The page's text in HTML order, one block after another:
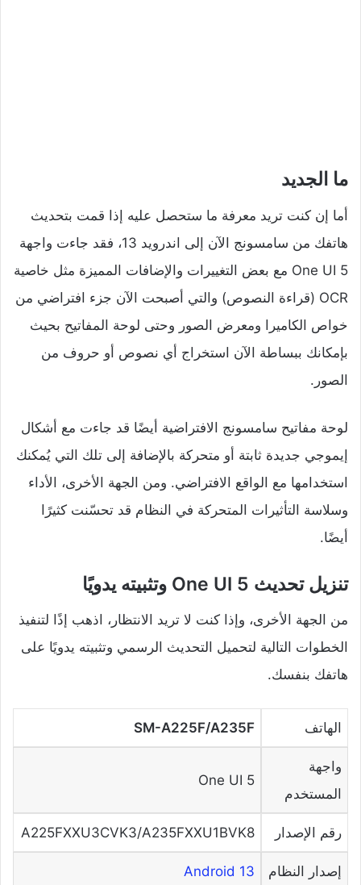
ما الجديد
أما إن كنت تريد معرفة ما ستحصل عليه إذا قمت بتحديث
هاتفك من سامسونج الآن إلى اندرويد 13، فقد جاءت واجهة
One UI 5 مع بعض التغييرات والإضافات المميزة مثل خاصية
OCR (قراءة النصوص) والتي أصبحت الآن جزء افتراضي من
خواص الكاميرا ومعرض الصور وحتى لوحة المفاتيح بحيث
بإمكانك ببساطة الآن استخراج أي نصوص أو حروف من
الصور.
لوحة مفاتيح سامسونج الافتراضية أيضًا قد جاءت مع أشكال
إيموجي جديدة ثابتة أو متحركة بالإضافة إلى تلك التي يُمكنك
استخدامها مع الواقع الافتراضي. ومن الجهة الأخرى، الأداء
وسلاسة التأثيرات المتحركة في النظام قد تحسّنت كثيرًا
أيضًا.
تنزيل تحديث One UI 5 وتثبيته يدويًا
من الجهة الأخرى، وإذا كنت لا تريد الانتظار، اذهب إذًا لتنفيذ
الخطوات التالية لتحميل التحديث الرسمي وتثبيته يدويًا على
هاتفك بنفسك.
الهاتف SM-A225F/A235F
واجهة
المستخدم
One UI 5
رقم الإصدار A225FXXU3CVK3/A235FXXU1BVK8
إصدار النظام Android 13